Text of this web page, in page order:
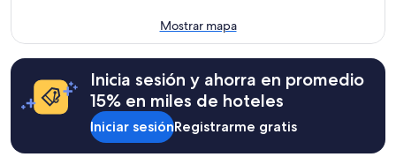
Mostrar mapa
Inicia sesión y ahorra en promedio
15% en miles de hoteles
Iniciar sesiónRegistrarme gratis